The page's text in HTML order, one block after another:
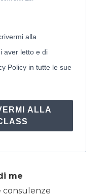
alla
aver letto e di
Policy in tutte le sue
ALLA
me
consulenze